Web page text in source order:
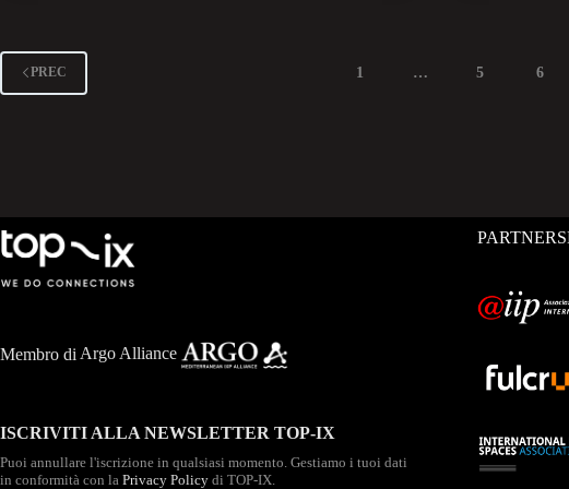
PREC 1 … 5 6
Membro di Argo Alliance
ISCRIVITI ALLA NEWSLETTER TOP-IX
Puoi annullare l'iscrizione in qualsiasi momento. Gestiamo i tuoi dati
in conformità con la Privacy Policy di TOP-IX.